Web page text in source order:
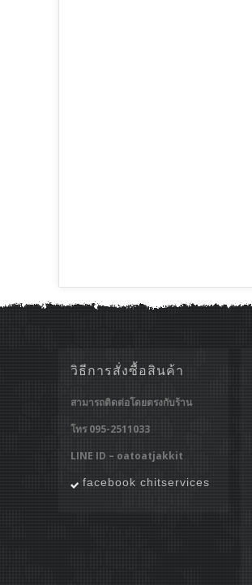
วิธีการสั่งซื้อสินค้า
สามารถติดต่อโดยตรงกับร้าน
โทร 095-2511033
LINE ID – oatoatjakkit
facebook chitservices